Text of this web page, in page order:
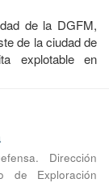
de la DGFM,
de la ciudad de
explotable en
Dirección
de Exploración